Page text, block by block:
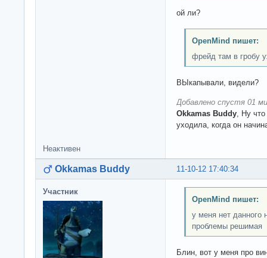
ой ли?
OpenMind пишет:
фрейд там в гробу
ВЫкапывали, видели?
Добавлено спустя 01
Okkamas Buddy , Ну
уходила, когда он
Неактивен
11-10-12 17:40:34
Okkamas Buddy
Участник
OpenMind пишет:
у меня нет данного
проблемы решимая
Блин, вот у меня про